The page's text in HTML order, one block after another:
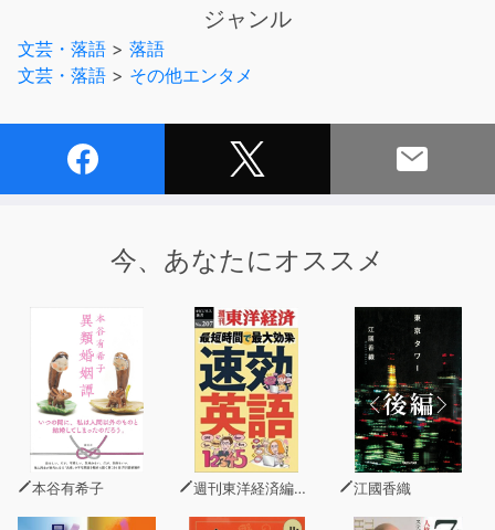
ジャンル
文芸・落語 > 落語
文芸・落語 > その他エンタメ
今、あなたにオススメ
本谷有希子 週刊東洋経済編集部 江國香織